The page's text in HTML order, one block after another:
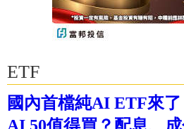
ETF
國內首檔純AI ETF來